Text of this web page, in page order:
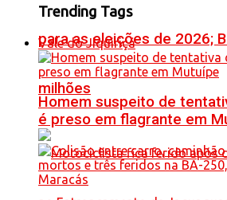
para as eleições de 2026;
milhões
Trending Tags
Vale do Jiquiriçá
Homem suspeito de
é preso em flagrante em